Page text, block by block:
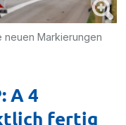
Markierungen
A 4
fertig